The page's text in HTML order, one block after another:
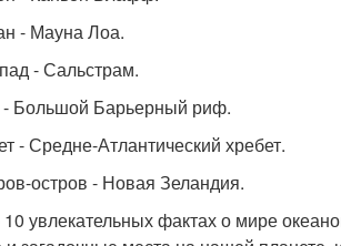
- Мауна Лоа.
- Сальстрам.
Большой Барьерный риф.
- Средне-Атлантический хребет.
остров - Новая Зеландия.
увлекательных фактах о мире